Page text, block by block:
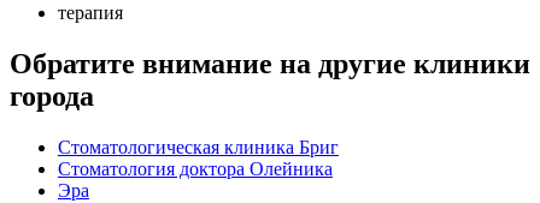
терапия
Обратите внимание на другие клиники
города
Стоматологическая клиника Бриг
Стоматология доктора Олейника
Эра